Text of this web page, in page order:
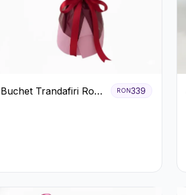
Buchet Trandafiri Roz
RON339